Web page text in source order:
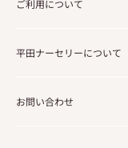
送料について
ご利用について
免責事項
会社概要／特定商取
平田ナーセリーについて
コーポレートサイト
お問い合わせ